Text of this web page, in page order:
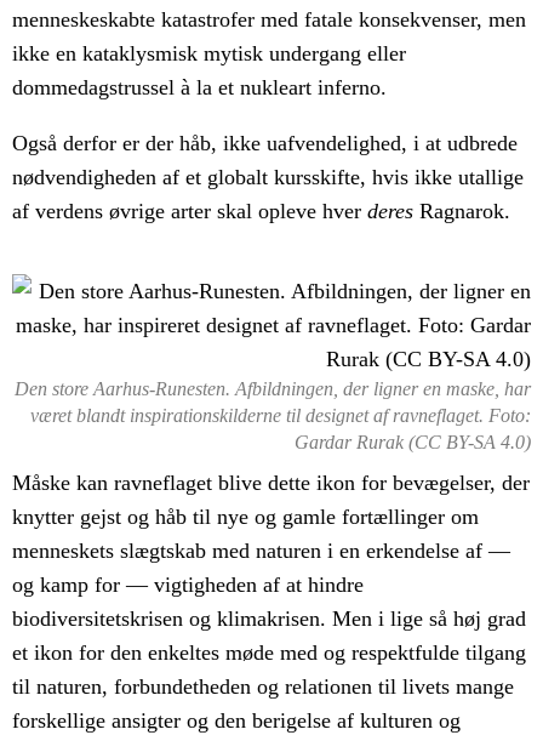
menneskeskabte katastrofer med fatale konsekvenser, men
ikke en kataklysmisk mytisk undergang eller
dommedagstrussel à la et nukleart inferno.
Også derfor er der håb, ikke uafvendelighed, i at udbrede
nødvendigheden af et globalt kursskifte, hvis ikke utallige
af verdens øvrige arter skal opleve hver deres Ragnarok.
Den store Aarhus-Runesten. Afbildningen, der ligner en maske, har
været blandt inspirationskilderne til designet af ravneflaget. Foto:
Gardar Rurak (CC BY-SA 4.0)
Måske kan ravneflaget blive dette ikon for bevægelser, der
knytter gejst og håb til nye og gamle fortællinger om
menneskets slægtskab med naturen i en erkendelse af —
og kamp for — vigtigheden af at hindre
biodiversitetskrisen og klimakrisen. Men i lige så høj grad
et ikon for den enkeltes møde med og respektfulde tilgang
til naturen, forbundetheden og relationen til livets mange
forskellige ansigter og den berigelse af kulturen og